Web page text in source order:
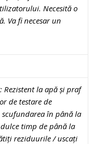
Necesită o
Va fi necesar un
Rezistent la apă și praf
de testare de
în până la
timp de până la
reziduurile / uscați